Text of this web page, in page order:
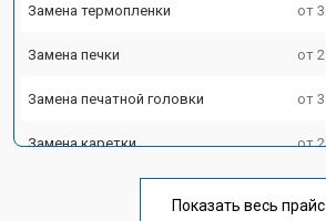
Замена термопленки от
Замена печки от
Замена печатной головки от
Замена каретки от
Показать весь прайс